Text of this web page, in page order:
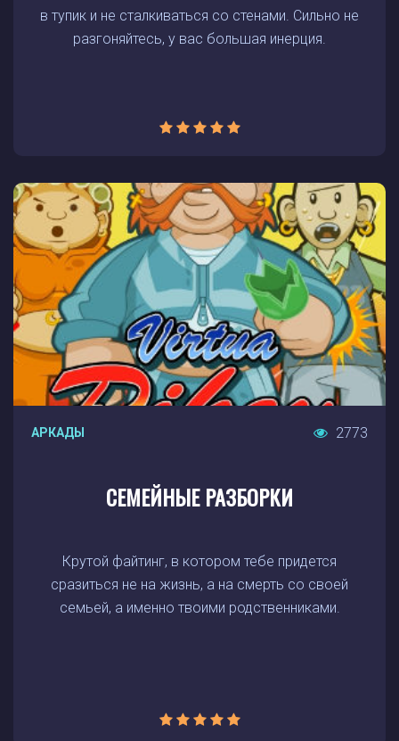
в тупик и не сталкиваться со стенами. Сильно не
разгоняйтесь, у вас большая инерция.
АРКАДЫ 2773
СЕМЕЙНЫЕ РАЗБОРКИ
Крутой файтинг, в котором тебе придется
сразиться не на жизнь, а на смерть со своей
семьей, а именно твоими родственниками.